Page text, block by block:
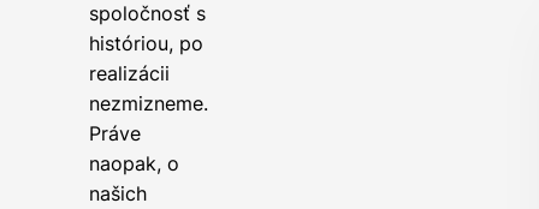
spoločnosť s
históriou, po
realizácii
nezmizneme.
Práve
naopak, o
našich